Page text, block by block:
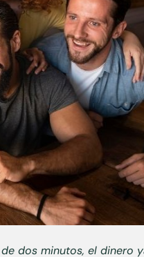
dos minutos, el dinero